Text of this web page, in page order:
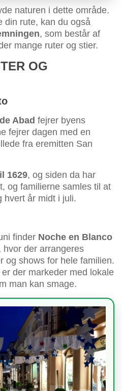
naturen i dette område.
din rute, kan du også
, som består af
mange ruter og stier.
OG
Abad fejrer byens
fejrer dagen med en
fra eremitten San
1629, og siden da har
og familierne samles til at
hvert år midt i juli.
finder Noche en Blanco
hvor der arrangeres
og shows for hele familien.
der markeder med lokale
man kan smage.